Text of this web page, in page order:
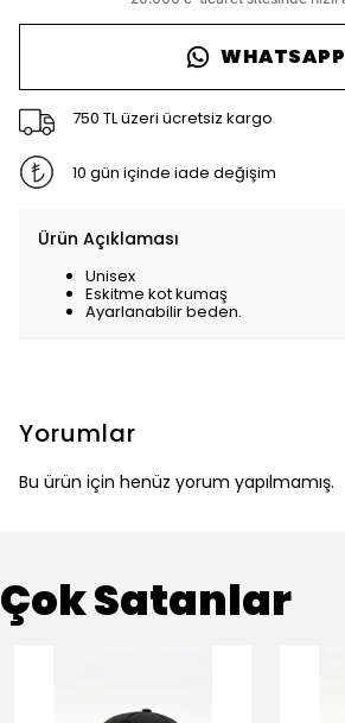
WHATSAPP
750 TL üzeri ücretsiz kargo
10 gün içinde iade değişim
Ürün Açıklaması
Unisex
Eskitme kot kumaş
Ayarlanabilir beden.
Yorumlar
Bu ürün için henüz yorum yapılmamış.
Çok Satanlar